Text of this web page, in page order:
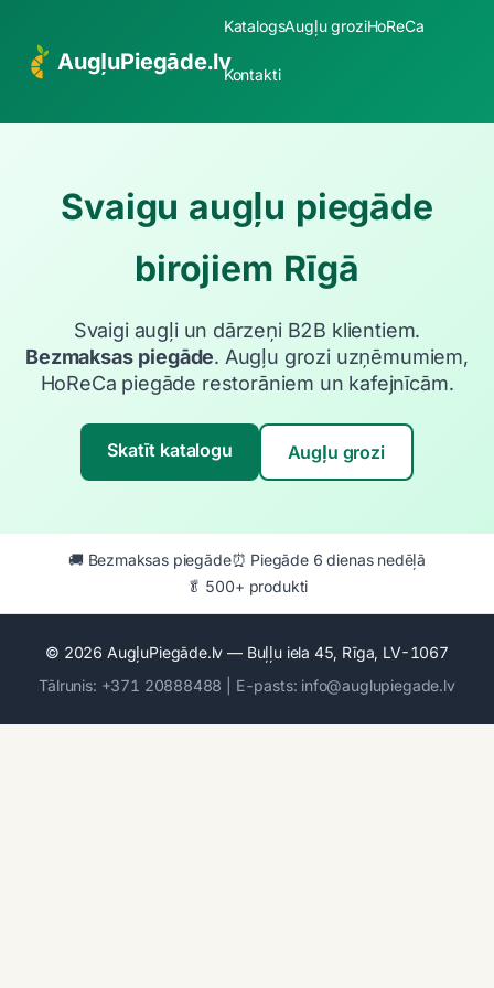
AugļuPiegāde.lv
KatalogsAugļu groziHoReCa
Kontakti
Svaigu augļu piegāde
birojiem Rīgā
Svaigi augļi un dārzeņi B2B klientiem.
Bezmaksas piegāde. Augļu grozi uzņēmumiem,
HoReCa piegāde restorāniem un kafejnīcām.
Skatīt katalogu Augļu grozi
🚚 Bezmaksas piegāde⏰ Piegāde 6 dienas nedēļā
🥬 500+ produkti
© 2026 AugļuPiegāde.lv — Buļļu iela 45, Rīga, LV-1067
Tālrunis: +371 20888488 | E-pasts: info@auglupiegade.lv